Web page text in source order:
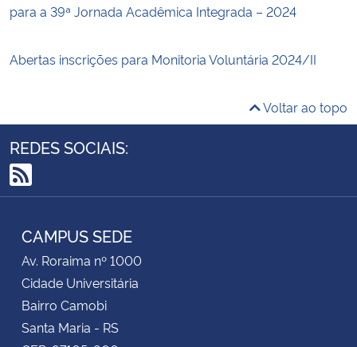
para a 39ª Jornada Acadêmica Integrada – 2024
Abertas inscrições para Monitoria Voluntária 2024/II
Voltar ao topo
REDES SOCIAIS:
RSS
CAMPUS SEDE
Av. Roraima nº 1000
Cidade Universitária
Bairro Camobi
Santa Maria - RS